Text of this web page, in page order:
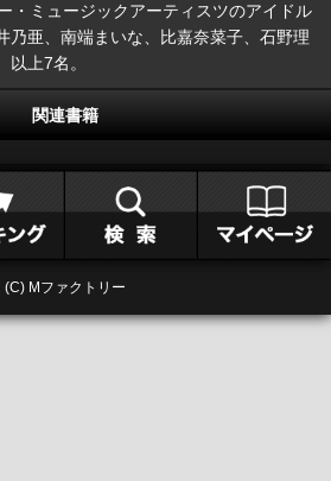
・ミュージックアーティスツのアイドル
乃亜、南端まいな、比嘉奈菜子、石野理
上7名。
関連書籍
(C) Mファクトリー